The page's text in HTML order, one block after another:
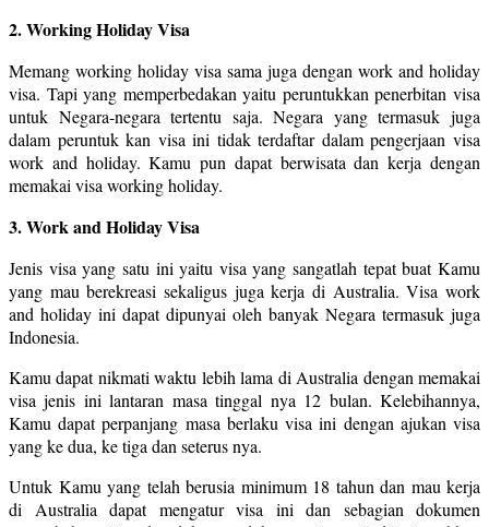
2. Working Holiday Visa
Memang working holiday visa sama juga dengan work and holiday
visa. Tapi yang memperbedakan yaitu peruntukkan penerbitan visa
untuk Negara-negara tertentu saja. Negara yang termasuk juga
dalam peruntuk kan visa ini tidak terdaftar dalam pengerjaan visa
work and holiday. Kamu pun dapat berwisata dan kerja dengan
memakai visa working holiday.
3. Work and Holiday Visa
Jenis visa yang satu ini yaitu visa yang sangatlah tepat buat Kamu
yang mau berekreasi sekaligus juga kerja di Australia. Visa work
and holiday ini dapat dipunyai oleh banyak Negara termasuk juga
Indonesia.
Kamu dapat nikmati waktu lebih lama di Australia dengan memakai
visa jenis ini lantaran masa tinggal nya 12 bulan. Kelebihannya,
Kamu dapat perpanjang masa berlaku visa ini dengan ajukan visa
yang ke dua, ke tiga dan seterus nya.
Untuk Kamu yang telah berusia minimum 18 tahun dan mau kerja
di Australia dapat mengatur visa ini dan sebagian dokumen